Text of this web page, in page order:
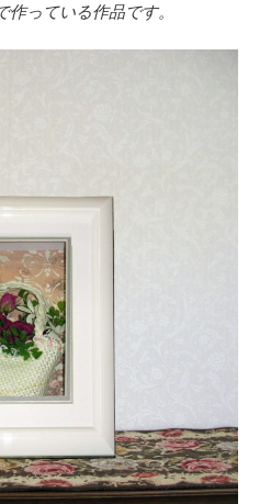
っている作品です。